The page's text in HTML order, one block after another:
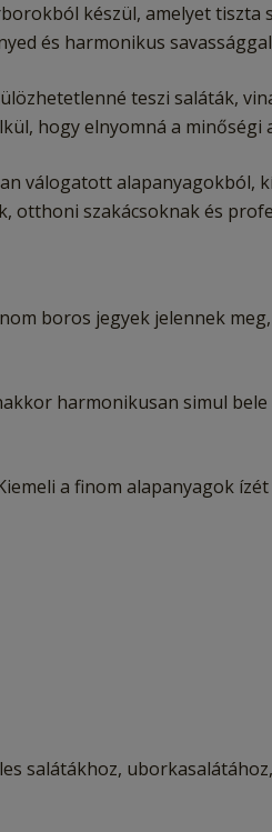
készül, amelyet tiszta
és harmonikus
teszi saláták,
hogy elnyomná a
válogatott alapanyagokból,
otthoni szakácsoknak és
boros jegyek jelennek
harmonikusan simul
a finom alapanyagok
salátákhoz,